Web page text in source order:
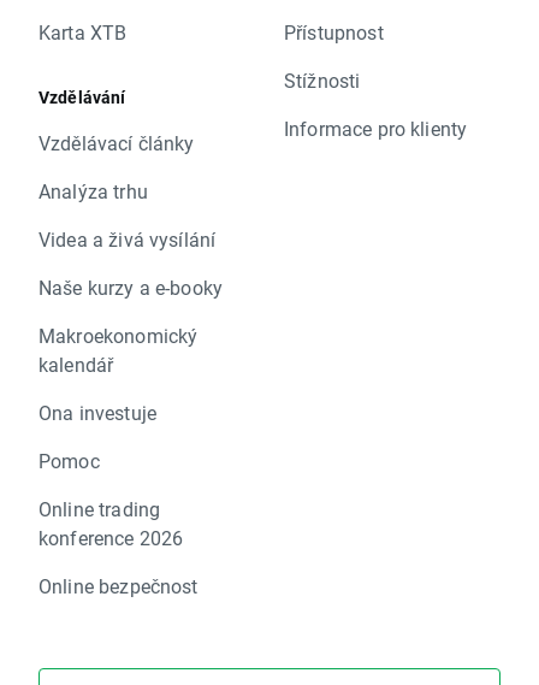
Karta XTB
Vzdělávání
Vzdělávací články
Analýza trhu
Videa a živá vysílání
Naše kurzy a e-booky
Makroekonomický
kalendář
Ona investuje
Pomoc
Online trading
konference 2026
Online bezpečnost
Přístupnost
Stížnosti
Informace pro klienty